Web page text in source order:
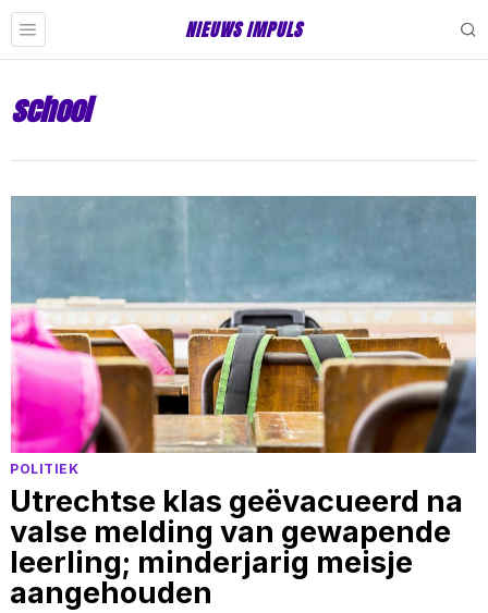
NIEUWS IMPULS
school
POLITIEK
Utrechtse klas geëvacueerd na
valse melding van gewapende
leerling; minderjarig meisje
aangehouden